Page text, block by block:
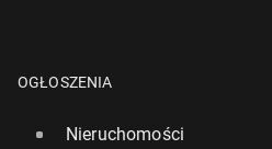
OGŁOSZENIA
Nieruchomości